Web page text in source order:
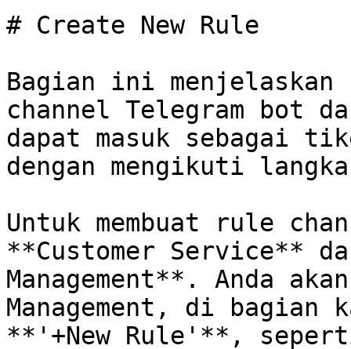
# Create New Rule
Bagian ini menjelaskan
channel Telegram bot
dapat masuk sebagai
dengan mengikuti
Untuk membuat rule
**Customer Service**
Management**. Anda
Management, di
**'+New Rule'**,